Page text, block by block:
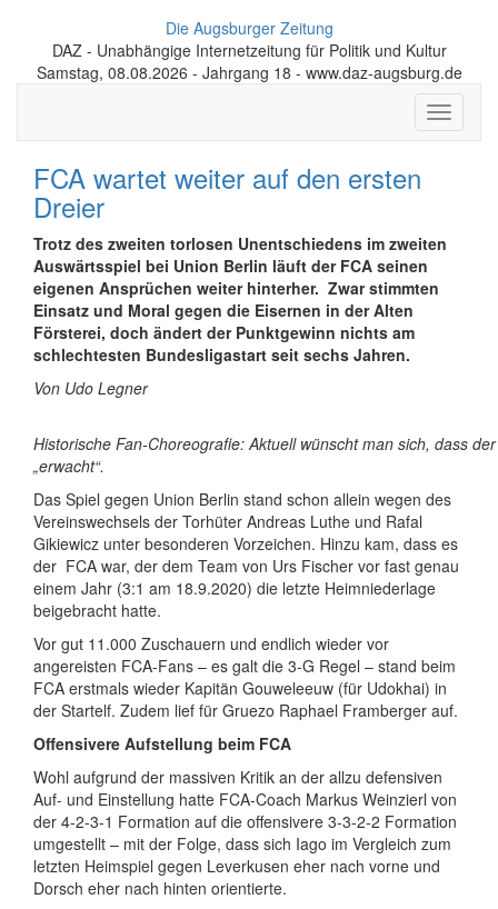
Die Augsburger Zeitung
DAZ - Unabhängige Internetzeitung für Politik und Kultur
Samstag, 08.08.2026 - Jahrgang 18 - www.daz-augsburg.de
Toggle
FCA wartet weiter auf den ersten
Dreier
Trotz des zweiten torlosen Unentschiedens im zweiten
Auswärtsspiel bei Union Berlin läuft der FCA seinen
eigenen Ansprüchen weiter hinterher. Zwar stimmten
Einsatz und Moral gegen die Eisernen in der Alten
Försterei, doch ändert der Punktgewinn nichts am
schlechtesten Bundesligastart seit sechs Jahren.
Von Udo Legner
Historische Fan-Choreografie: Aktuell wünscht man sich, dass
„erwacht“.
Das Spiel gegen Union Berlin stand schon allein wegen des
Vereinswechsels der Torhüter Andreas Luthe und Rafal
Gikiewicz unter besonderen Vorzeichen. Hinzu kam, dass es
der FCA war, der dem Team von Urs Fischer vor fast genau
einem Jahr (3:1 am 18.9.2020) die letzte Heimniederlage
beigebracht hatte.
Vor gut 11.000 Zuschauern und endlich wieder vor
angereisten FCA-Fans – es galt die 3-G Regel – stand beim
FCA erstmals wieder Kapitän Gouweleeuw (für Udokhai) in
der Startelf. Zudem lief für Gruezo Raphael Framberger auf.
Offensivere Aufstellung beim FCA
Wohl aufgrund der massiven Kritik an der allzu defensiven
Auf- und Einstellung hatte FCA-Coach Markus Weinzierl von
der 4-2-3-1 Formation auf die offensivere 3-3-2-2 Formation
umgestellt – mit der Folge, dass sich Iago im Vergleich zum
letzten Heimspiel gegen Leverkusen eher nach vorne und
Dorsch eher nach hinten orientierte.